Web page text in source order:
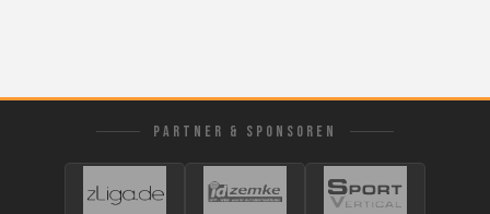
PARTNER & SPONSOREN